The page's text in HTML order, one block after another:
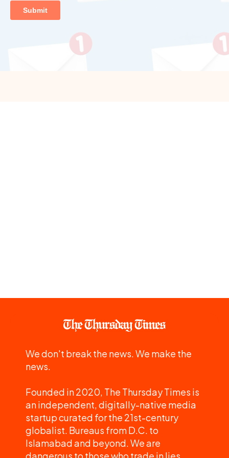
We don't break the news. We make the
news.
Founded in 2020, The Thursday Times is
an independent, digitally-native media
startup curated for the 21st-century
globalist. Bureaus from D.C. to
Islamabad and beyond. We are